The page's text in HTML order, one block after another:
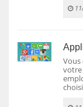
Vous
votre